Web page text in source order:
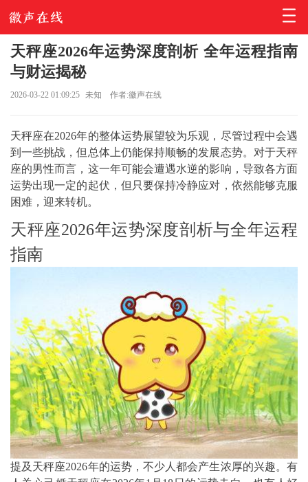
天秤座2026年运势深度剖析 全年运程指南
与财运揭秘
2026-03-22 01:09:25 未知 作者:徽声在线
天秤座在2026年的整体运势展望较为乐观，尽管过程中会遇
到一些挑战，但总体上仍能保持顺畅的发展态势。对于天秤
座的男性而言，这一年可能会遭遇水逆的影响，导致各方面
运势出现一定的起伏，但只要保持冷静应对，依然能够克服
困难，迎来转机。
天秤座2026年运势深度剖析与全年运程
指南
提及天秤座2026年的运势，不少人都会产生浓厚的兴趣。有